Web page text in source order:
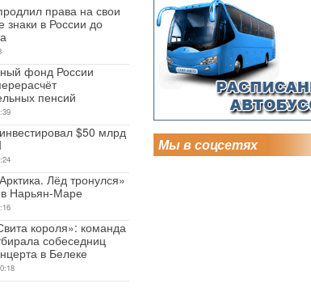
права на свои
знаки в России до
фонд России
пенсий
$50 млрд
Лёд тронулся»
Нарьян-Маре
короля»: команда
собеседниц
в Белеке
Мы в соцсетях